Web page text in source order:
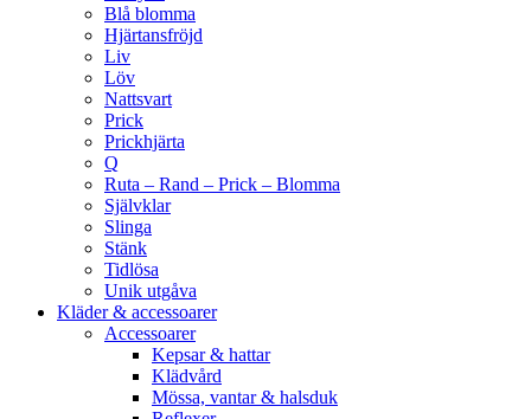
Blå blomma
Hjärtansfröjd
Liv
Löv
Nattsvart
Prick
Prickhjärta
Q
Ruta – Rand – Prick – Blomma
Självklar
Slinga
Stänk
Tidlösa
Unik utgåva
Kläder & accessoarer
Accessoarer
Kepsar & hattar
Klädvård
Mössa, vantar & halsduk